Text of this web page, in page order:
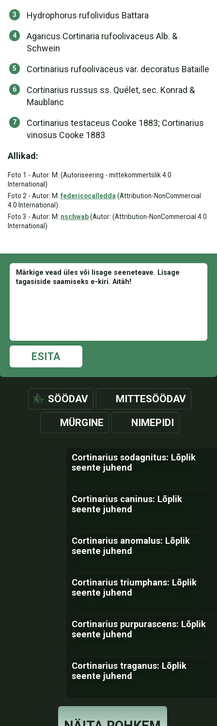
Hydrophorus rufolividus Battara
Agaricus Cortinaria rufoolivaceus Alb. &
Schwein
Cortinarius rufoolivaceus var. decoratus Bataille
Cortinarius russus ss. Quélet, sec. Konrad &
Maublanc
Cortinarius testaceus Cooke 1883; Cortinarius
vinosus Cooke 1883
Allikad:
Foto 1 - Autor: M: (Autoriseering - mittekommertslik 4.0
International)
Foto 2 - Autor: M: federicocalledda (Attribution-NonCommercial
4.0 International)
Foto 3 - Autor: M: nschwab(Autor: (Attribution-NonCommercial 4.0
International)
ESITA
SÖÖDAV MITTESÖÖDAV
MÜRGINE NIMEPIDI
Cortinarius sodagnitus: Lõplik
seente juhend
Cortinarius caninus: Lõplik
seente juhend
Cortinarius anomalus: Lõplik
seente juhend
Cortinarius triumphans: Lõplik
seente juhend
Cortinarius purpurascens: Lõplik
seente juhend
Cortinarius traganus: Lõplik
seente juhend